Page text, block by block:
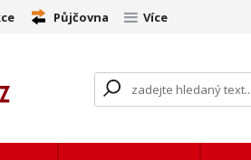
Půjčovna Více